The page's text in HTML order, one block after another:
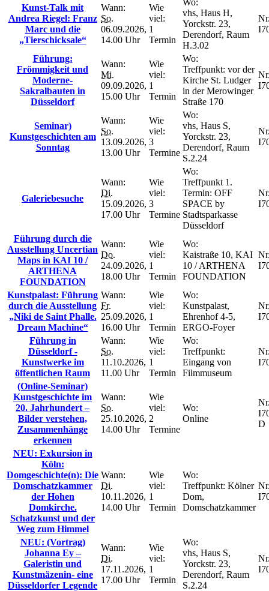
Kunst-Talk mit
Andrea Riegel: Franz
Marc und die
„Tierschicksale“
Wann:
So.
06.09.2026,
14.00 Uhr
Wie
viel:
1
Termin
vhs, Haus H,
Yorckstr. 23,
Derendorf, Raum
H.3.02
Führung:
Frömmigkeit und
Moderne-
Sakralbauten in
Düsseldorf
Wann:
Mi.
09.09.2026,
15.00 Uhr
Wie
viel:
1
Termin
Wo:
Treffpunkt: vor der
Kirche St. Ludger
in der Merowinger
Straße 170
Seminar)
Kunstgeschichten am
Sonntag
Wann:
So.
13.09.2026,
13.00 Uhr
Wie
viel:
3
Termine
Wo:
vhs, Haus S,
Yorckstr. 23,
Derendorf, Raum
S.2.24
Galeriebesuche
Wann:
Di.
15.09.2026,
17.00 Uhr
Wie
viel:
3
Termine
Wo:
Treffpunkt 1.
Termin: OFF
SPACE by
Stadtsparkasse
Düsseldorf
Führung durch die
Ausstellung Uncertian
Maps in KAI 10 /
ARTHENA
FOUNDATION
Wann:
Do.
24.09.2026,
18.00 Uhr
Wie
viel:
1
Termin
Wo:
Kaistraße 10, KAI
10 / ARTHENA
FOUNDATION
Kunstpalast: Führung
durch die Ausstellung
„Niki de Saint Phalle.
Dream Machine“
Wann:
Fr.
25.09.2026,
16.00 Uhr
Wie
viel:
1
Termin
Wo:
Kunstpalast,
Ehrenhof 4-5,
ERGO-Foyer
Führung in
Düsseldorf -
Kunstwerke im
öffentlichen Raum
Wann:
So.
11.10.2026,
11.00 Uhr
Wie
viel:
1
Termin
Wo:
Treffpunkt:
Eingang von
Filmmuseum
(Online-Seminar)
Kunstgeschichte im
20. Jahrhundert –
Bilder verstehen,
Zusammenhänge
erkennen
Wann:
So.
25.10.2026,
14.00 Uhr
Wie
viel:
2
Termine
Wo:
Online
D
NEU: Exkursion in
Köln:
Domgeschichte(n): Die
Domschatzkammer
der Hohen
Domkirche.
Schatzkunst und der
Weg zum Himmel
Wann:
Di.
10.11.2026,
14.00 Uhr
Wie
viel:
1
Termin
Wo:
Treffpunkt: Kölner
Dom,
Domschatzkammer
NEU: (Vortrag)
Johanna Ey –
Galeristin und
Kunstmäzenin- eine
Düsseldorfer Legende
Wann:
Di.
17.11.2026,
17.00 Uhr
Wie
viel:
1
Termin
Wo:
vhs, Haus S,
Yorckstr. 23,
Derendorf, Raum
S.2.24